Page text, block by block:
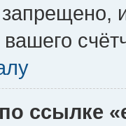
вашего
ссылке